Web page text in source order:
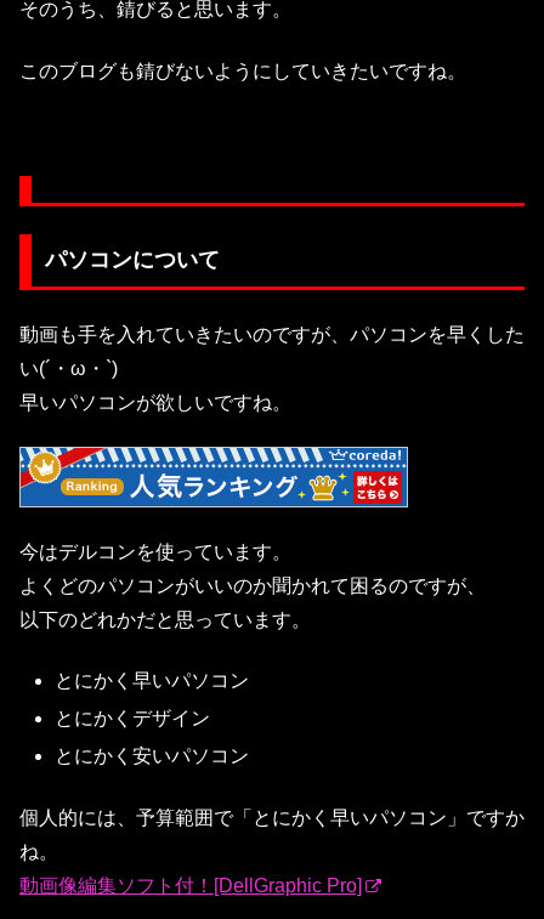
そのうち、錆びると思います。
このブログも錆びないようにしていきたいですね。
パソコンについて
動画も手を入れていきたいのですが、パソコンを早くした
い(´・ω・`)
早いパソコンが欲しいですね。
今はデルコンを使っています。
よくどのパソコンがいいのか聞かれて困るのですが、
以下のどれかだと思っています。
とにかく早いパソコン
とにかくデザイン
とにかく安いパソコン
個人的には、予算範囲で「とにかく早いパソコン」ですか
ね。
動画像編集ソフト付！[DellGraphic Pro]